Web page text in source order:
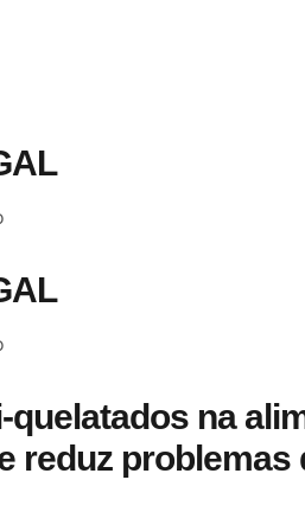
quelatados na
reduz problemas